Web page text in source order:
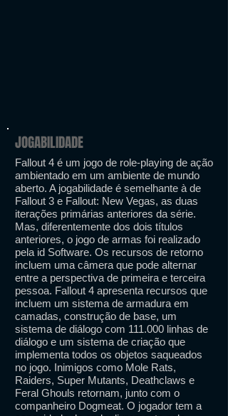
JOGABILIDADE
Fallout 4 é um jogo de role-playing de ação
ambientado em um ambiente de mundo
aberto. A jogabilidade é semelhante à de
Fallout 3 e Fallout: New Vegas, as duas
iterações primárias anteriores da série.
Mas, diferentemente dos dois títulos
anteriores, o jogo de armas foi realizado
pela id Software. Os recursos de retorno
incluem uma câmera que pode alternar
entre a perspectiva de primeira e terceira
pessoa. Fallout 4 apresenta recursos que
incluem um sistema de armadura em
camadas, construção de base, um
sistema de diálogo com 111.000 linhas de
diálogo e um sistema de criação que
implementa todos os objetos saqueados
no jogo. Inimigos como Mole Rats,
Raiders, Super Mutants, Deathclaws e
Feral Ghouls retornam, junto com o
companheiro Dogmeat. O jogador tem a